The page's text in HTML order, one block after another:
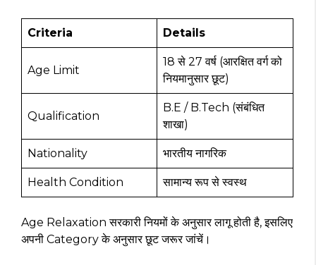
Criteria Details
Age Limit
18 से 27 वर्ष (आरक्षित वर्ग को
नियमानुसार छूट)
Qualification
B.E / B.Tech (संबंधित
शाखा)
Nationality भारतीय नागरिक
Health Condition सामान्य रूप से स्वस्थ
Age Relaxation सरकारी नियमों के अनुसार लागू होती है, इसलिए
अपनी Category के अनुसार छूट जरूर जांचें।